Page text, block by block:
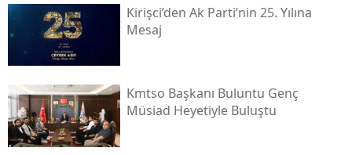
Kirişci’den Ak Parti’nin 25. Yılına
Mesaj
Kmtso Başkanı Buluntu Genç
Müsi̇ad Heyetiyle Buluştu